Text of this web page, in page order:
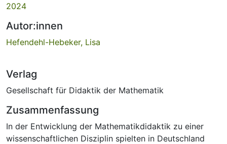
2024
Autor:innen
Hefendehl-Hebeker, Lisa
Verlag
Gesellschaft für Didaktik der Mathematik
Zusammenfassung
In der Entwicklung der Mathematikdidaktik zu einer
wissenschaftlichen Disziplin spielten in Deutschland